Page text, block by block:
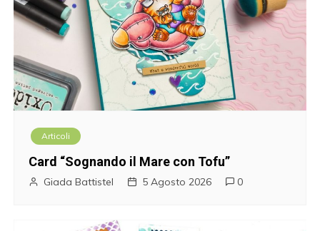
g
a
z
Articoli
Card “Sognando il Mare con Tofu”
Giada Battistel 5 Agosto 2026 0